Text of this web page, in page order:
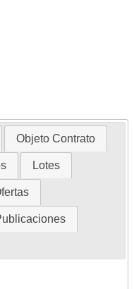
Objeto Contrato
Lotes